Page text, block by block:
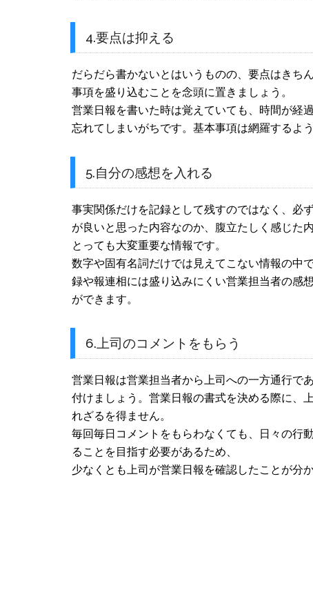
4.要点は抑える
だらだら書かないとはいうものの、要点はきち
事項を盛り込むことを念頭に置きましょう。
営業日報を書いた時は覚えていても、時間が経
忘れてしまいがちです。基本事項は網羅するよ
5.自分の感想を入れる
事実関係だけを記録として残すのではなく、必
が良いと思った内容なのか、腹立たしく感じた
とっても大変重要な情報です。
数字や固有名詞だけでは見えてこない情報の中
録や報連相には盛り込みにくい営業担当者の感
ができます。
6.上司のコメントをもらう
営業日報は営業担当者から上司への一方通行で
付けましょう。営業日報の書式を決める際に、
れざるを得ません。
毎回毎日コメントをもらわなくても、日々の行
ることを目指す必要があるため、
少なくとも上司が営業日報を確認したことが分